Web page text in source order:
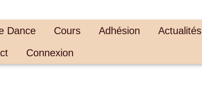
Dance Cours Adhésion Actualités
Connexion